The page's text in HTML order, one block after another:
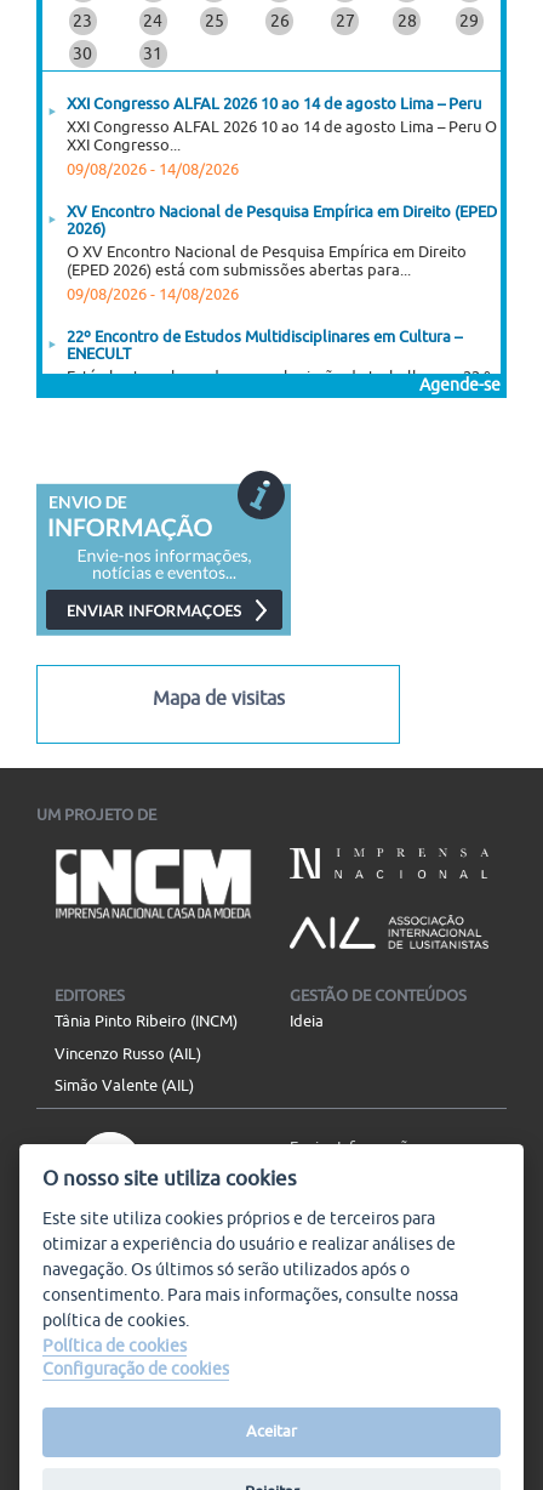
23
24 25 26 27 28
29
30
31
XXI Congresso ALFAL 2026 10 ao 14 de agosto Lima – Peru
XXI Congresso ALFAL 2026 10 ao 14 de agosto Lima – Peru O
XXI Congresso...
09/08/2026 - 14/08/2026
XV Encontro Nacional de Pesquisa Empírica em Direito (EPED
2026)
O XV Encontro Nacional de Pesquisa Empírica em Direito
(EPED 2026) está com submissões abertas para...
09/08/2026 - 14/08/2026
22º Encontro de Estudos Multidisciplinares em Cultura –
ENECULT
Está aberta a chamada para submissão de trabalhos ao 22.º
Enecult – Encontro de Estudos...
I Congresso Internacional Saramago Vive! reúne estudiosos
das literaturas de língua portuguesa em Belo Horizonte...
06/07/2026-30/11/2026
Agende-se
Mapa de visitas
UM PROJETO DE
EDITORES
Tânia Pinto Ribeiro (INCM)
Vincenzo Russo (AIL)
Simão Valente (AIL)
GESTÃO DE CONTEÚDOS
Ideia
Subscrever
Enviar Informação
Aviso Legal
Mapa do site
SIGA-NOS
Condições de Utilização
encargos,
O nosso site utiliza cookies
Este site utilizacookies próprios e de terceiros para
otimizar a experiência do usuário e realizar análises de
navegação. Os últimos só serão utilizados após o
consentimento. Para mais informações, consulte nossa
política decookies
Política de cookies
Configuração de cookies
Aceitar